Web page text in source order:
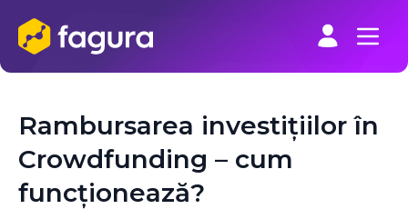
content
Rambursarea investițiilor în
Crowdfunding – cum
funcționează?